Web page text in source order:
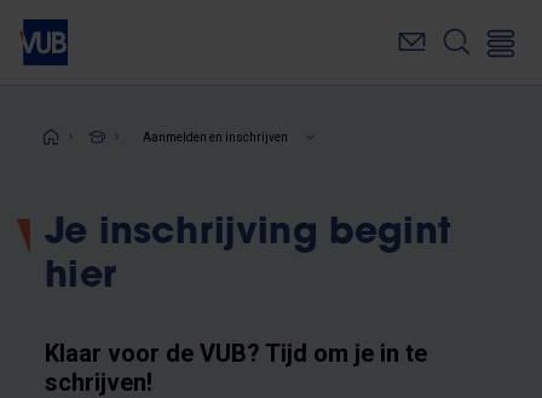
Overslaan
naar
inhoudKruimelpad
Aanmelden en inschrijven
Je inschrijving begint
hier
Klaar voor de VUB? Tijd om je in te
schrijven!